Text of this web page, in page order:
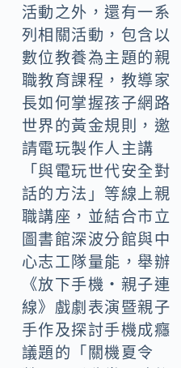
活動之外，還有一系
列相關活動，包含以
數位教養為主題的親
職教育課程，教導家
長如何掌握孩子網路
世界的黃金規則，邀
請電玩製作人主講
「與電玩世代安全對
話的方法」等線上親
職講座，並結合市立
圖書館深波分館與中
心志工隊量能，舉辦
《放下手機‧親子連
線》戲劇表演暨親子
手作及探討手機成癮
議題的「關機夏令